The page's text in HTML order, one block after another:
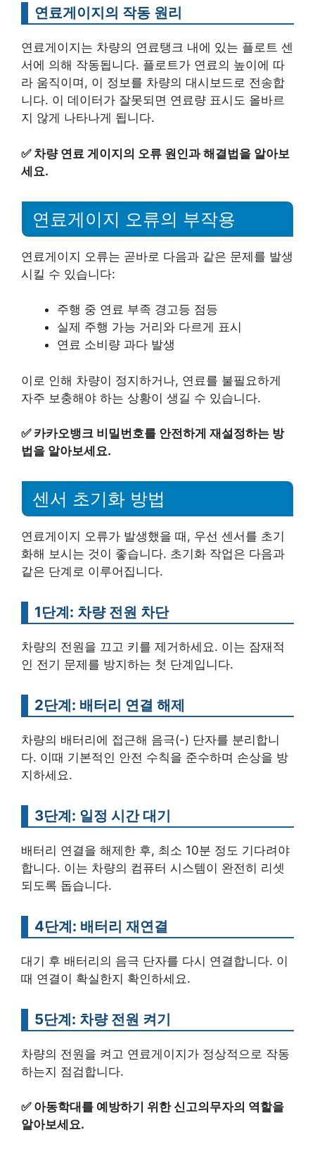
연료게이지의 작동 원리
연료게이지는 차량의 연료탱크 내에 있는 플로트 센
서에 의해 작동됩니다. 플로트가 연료의 높이에 따
라 움직이며, 이 정보를 차량의 대시보드로 전송합
니다. 이 데이터가 잘못되면 연료량 표시도 올바르
지 않게 나타나게 됩니다.
✅ 차량 연료 게이지의 오류 원인과 해결법을 알아보
세요.
연료게이지 오류의 부작용
연료게이지 오류는 곧바로 다음과 같은 문제를 발생
시킬 수 있습니다:
주행 중 연료 부족 경고등 점등
실제 주행 가능 거리와 다르게 표시
연료 소비량 과다 발생
이로 인해 차량이 정지하거나, 연료를 불필요하게
자주 보충해야 하는 상황이 생길 수 있습니다.
✅ 카카오뱅크 비밀번호를 안전하게 재설정하는 방
법을 알아보세요.
센서 초기화 방법
연료게이지 오류가 발생했을 때, 우선 센서를 초기
화해 보시는 것이 좋습니다. 초기화 작업은 다음과
같은 단계로 이루어집니다.
1단계: 차량 전원 차단
차량의 전원을 끄고 키를 제거하세요. 이는 잠재적
인 전기 문제를 방지하는 첫 단계입니다.
2단계: 배터리 연결 해제
차량의 배터리에 접근해 음극(-) 단자를 분리합니
다. 이때 기본적인 안전 수칙을 준수하며 손상을 방
지하세요.
3단계: 일정 시간 대기
배터리 연결을 해제한 후, 최소 10분 정도 기다려야
합니다. 이는 차량의 컴퓨터 시스템이 완전히 리셋
되도록 돕습니다.
4단계: 배터리 재연결
대기 후 배터리의 음극 단자를 다시 연결합니다. 이
때 연결이 확실한지 확인하세요.
5단계: 차량 전원 켜기
차량의 전원을 켜고 연료게이지가 정상적으로 작동
하는지 점검합니다.
✅ 아동학대를 예방하기 위한 신고의무자의 역할을
알아보세요.